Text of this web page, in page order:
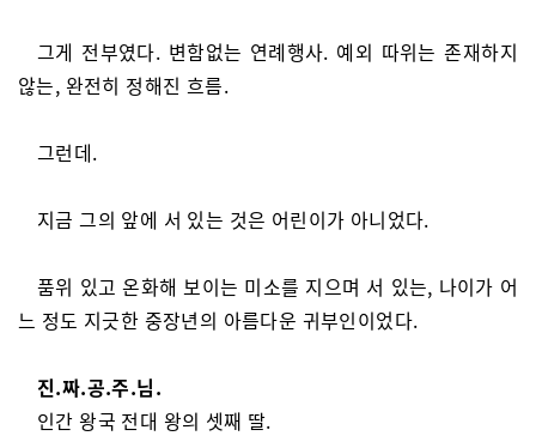
그게 전부였다. 변함없는 연례행사. 예외 따위는 존재하지
않는, 완전히 정해진 흐름.
그런데.
지금 그의 앞에 서 있는 것은 어린이가 아니었다.
품위 있고 온화해 보이는 미소를 지으며 서 있는, 나이가 어
느 정도 지긋한 중장년의 아름다운 귀부인이었다.
진.짜.공.주.님.
인간 왕국 전대 왕의 셋째 딸.